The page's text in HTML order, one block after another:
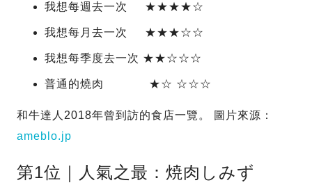
我想每週去一次 ★★★★☆
我想每月去一次 ★★★☆☆
我想每季度去一次 ★★☆☆☆
普通的燒肉 ★☆ ☆☆☆
和牛達人2018年曾到訪的食店一覽。 圖片來源：
ameblo.jp
第1位｜人氣之最：焼肉しみず